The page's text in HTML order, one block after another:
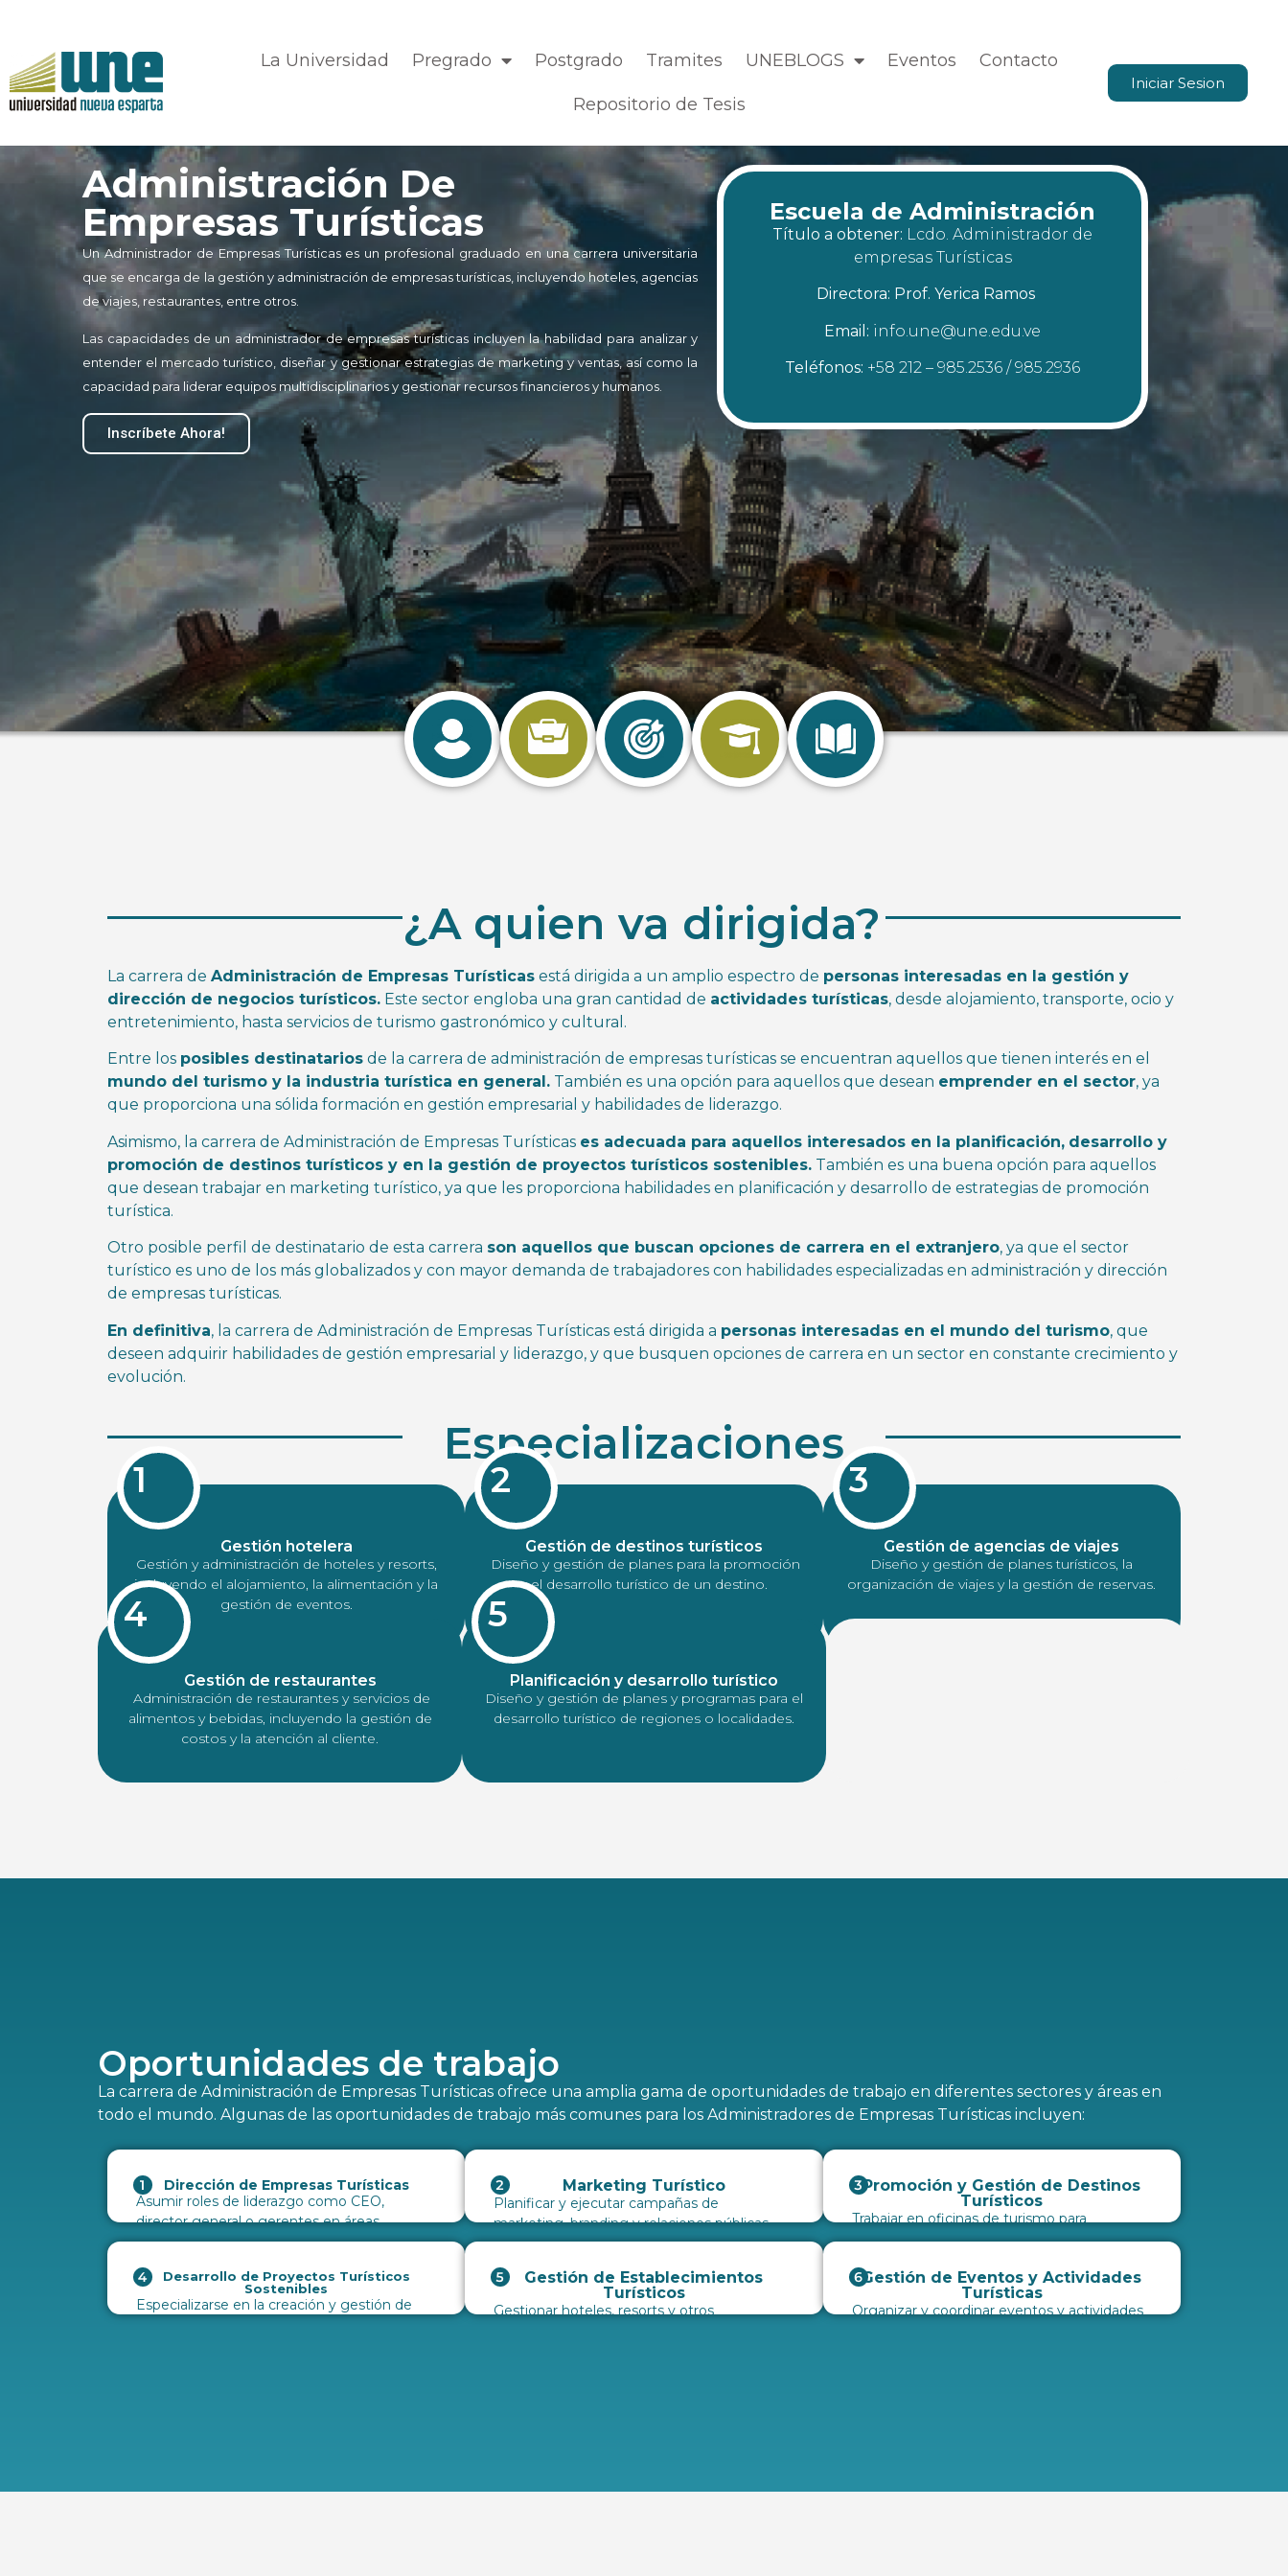
La Universidad Pregrado Postgrado Tramites UNEBLOGS Eventos Contacto
Repositorio de Tesis
Iniciar Sesion
Administración De
Empresas Turísticas
Un Administrador de Empresas Turísticas es un profesional graduado en una carrera universitaria
que se encarga de la gestión y administración de empresas turísticas, incluyendo hoteles, agencias
de viajes, restaurantes, entre otros.
Las capacidades de un administrador de empresas turísticas incluyen la habilidad para analizar y
entender el mercado turístico, diseñar y gestionar estrategias de marketing y ventas, así como la
capacidad para liderar equipos multidisciplinarios y gestionar recursos financieros y humanos.
Inscríbete Ahora!
Escuela de Administración
Título a obtener: Lcdo. Administrador de
empresas Turísticas
Directora: Prof. Yerica Ramos
Email: info.une@une.edu.ve
Teléfonos: +58 212 – 985.2536 / 985.2936
¿A quien va dirigida?
La carrera de Administración de Empresas Turísticas está dirigida a un amplio espectro de personas interesadas en la gestión y
dirección de negocios turísticos. Este sector engloba una gran cantidad de actividades turísticas, desde alojamiento, transporte, ocio y
entretenimiento, hasta servicios de turismo gastronómico y cultural.
Entre los posibles destinatarios de la carrera de administración de empresas turísticas se encuentran aquellos que tienen interés en el
mundo del turismo y la industria turística en general. También es una opción para aquellos que desean emprender en el sector, ya
que proporciona una sólida formación en gestión empresarial y habilidades de liderazgo.
Asimismo, la carrera de Administración de Empresas Turísticas es adecuada para aquellos interesados en la planificación, desarrollo y
promoción de destinos turísticos y en la gestión de proyectos turísticos sostenibles. También es una buena opción para aquellos
que desean trabajar en marketing turístico, ya que les proporciona habilidades en planificación y desarrollo de estrategias de promoción
turística.
Otro posible perfil de destinatario de esta carrera son aquellos que buscan opciones de carrera en el extranjero, ya que el sector
turístico es uno de los más globalizados y con mayor demanda de trabajadores con habilidades especializadas en administración y dirección
de empresas turísticas.
En definitiva, la carrera de Administración de Empresas Turísticas está dirigida a personas interesadas en el mundo del turismo, que
deseen adquirir habilidades de gestión empresarial y liderazgo, y que busquen opciones de carrera en un sector en constante crecimiento y
evolución.
Especializaciones
1
Gestión hotelera
Gestión y administración de hoteles y resorts,
incluyendo el alojamiento, la alimentación y la
gestión de eventos.
2
Gestión de destinos turísticos
Diseño y gestión de planes para la promoción
y el desarrollo turístico de un destino.
3
Gestión de agencias de viajes
Diseño y gestión de planes turísticos, la
organización de viajes y la gestión de reservas.
4
Gestión de restaurantes
Administración de restaurantes y servicios de
alimentos y bebidas, incluyendo la gestión de
costos y la atención al cliente.
5
Planificación y desarrollo turístico
Diseño y gestión de planes y programas para el
desarrollo turístico de regiones o localidades.
Oportunidades de trabajo
La carrera de Administración de Empresas Turísticas ofrece una amplia gama de oportunidades de trabajo en diferentes sectores y áreas en
todo el mundo. Algunas de las oportunidades de trabajo más comunes para los Administradores de Empresas Turísticas incluyen:
Dirección de Empresas Turísticas
Asumir roles de liderazgo como CEO,
director general o gerentes en áreas
específicas como finanzas y operaciones.
Marketing Turístico
Planificar y ejecutar campañas de
marketing, branding y relaciones públicas,
tanto en empresas turísticas como en
agencias de viajes.
Promoción y Gestión de Destinos
Turísticos
Trabajar en oficinas de turismo para
desarrollar estrategias de promoción y
Desarrollo de Proyectos Turísticos
Sostenibles
Especializarse en la creación y gestión de
Gestión de Establecimientos
Turísticos
Gestionar hoteles, resorts y otros
Gestión de Eventos y Actividades
Turísticas
Organizar y coordinar eventos y actividades